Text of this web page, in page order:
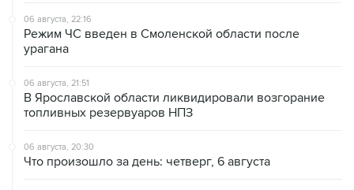
06 августа, 22:16
Режим ЧС введен в Смоленской области после
урагана
06 августа, 21:51
В Ярославской области ликвидировали возгорание
топливных резервуаров НПЗ
06 августа, 20:30
Что произошло за день: четверг, 6 августа